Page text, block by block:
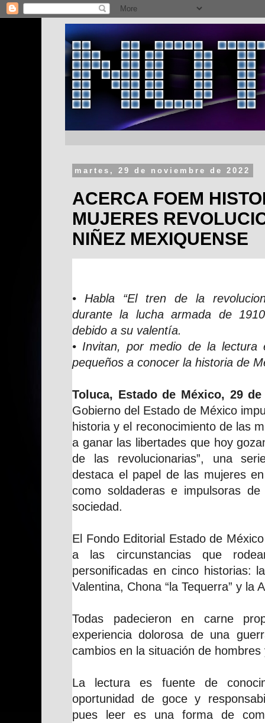
martes, 29 de noviembre de 2022
ACERCA FOEM
MUJERES
NIÑEZ MEXIQUENSE
• Habla “El tren de la
durante la lucha armada de
debido a su valentía.
• Invitan, por medio de la
pequeños a conocer la historia de
Toluca, Estado de México, 29
Gobierno del Estado de México
historia y el reconocimiento de las
a ganar las libertades que hoy
de las revolucionarias”, una
destaca el papel de las mujeres
como soldaderas e impulsoras
sociedad.
El Fondo Editorial Estado de
a las circunstancias que
personificadas en cinco historias:
Valentina, Chona “la Tequerra” y la
Todas padecieron en carne
experiencia dolorosa de una
cambios en la situación de
La lectura es fuente de
oportunidad de goce y
pues leer es una forma de